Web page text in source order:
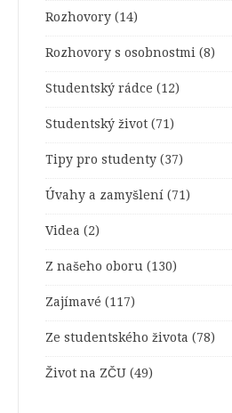
Rozhovory (14)
Rozhovory s osobnostmi (8)
Studentský rádce (12)
Studentský život (71)
Tipy pro studenty (37)
Úvahy a zamyšlení (71)
Videa (2)
Z našeho oboru (130)
Zajímavé (117)
Ze studentského života (78)
Život na ZČU (49)